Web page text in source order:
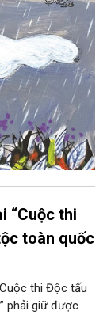
“Cuộc thi
toàn quốc
thi Độc tấu
phải giữ được